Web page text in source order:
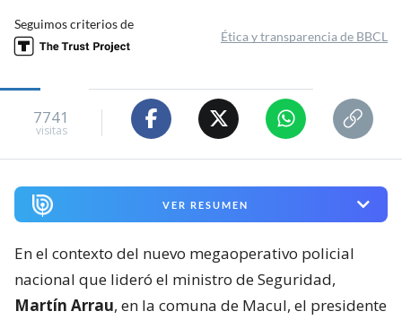
Seguimos criterios de
Ética y transparencia de BBCL
7741
visitas
VER RESUMEN
En el contexto del nuevo megaoperativo policial
nacional que lideró el ministro de Seguridad,
Martín Arrau, en la comuna de Macul, el presidente